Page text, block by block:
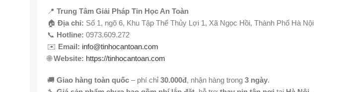
📍 Trung Tâm Giải Pháp Tin Học An Toàn
🏠 Địa chỉ: Số 1, ngõ 6, Khu Tập Thể Thủy Lợi 1, Xã Ngọc Hồi, Thành Phố Hà Nội
📞 Hotline: 0973.609.272
✉️ Email: info@tinhocantoan.com
🌐Website: https://tinhocantoan.com
🚚 Giao hàng toàn quốc – phí chỉ30.000đ, nhận hàng trong 3 ngày.